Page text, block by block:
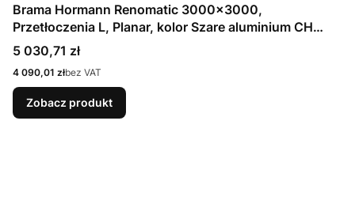
Brama Hormann Renomatic 3000x3000,
Przetłoczenia L, Planar, kolor Szare aluminium CH
9007 Matt deluxe + Prowadzenie N
Cena
5 030,71 zł
Cena
4 090,01 złbez VAT
Zobacz produkt